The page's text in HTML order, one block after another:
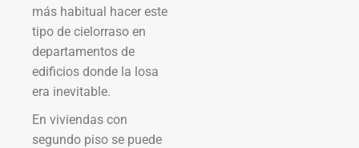
más habitual hacer este
tipo de cielorraso en
departamentos de
edificios donde la losa
era inevitable.
En viviendas con
segundo piso se puede